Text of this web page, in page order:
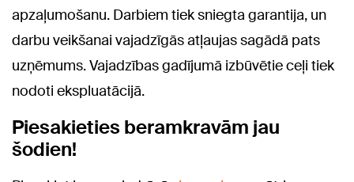
apzaļumošanu. Darbiem tiek sniegta garantija, un
darbu veikšanai vajadzīgās atļaujas sagādā pats
uzņēmums. Vajadzības gadījumā izbūvētie ceļi tiek
nodoti ekspluatācijā.
Piesakieties beramkravām jau
šodien!